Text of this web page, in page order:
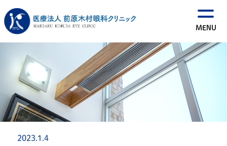
2023.1.4